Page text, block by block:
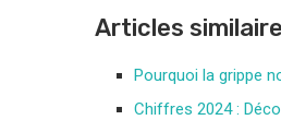
Articles
Pourquoi la grippe
Chiffres 2024 :